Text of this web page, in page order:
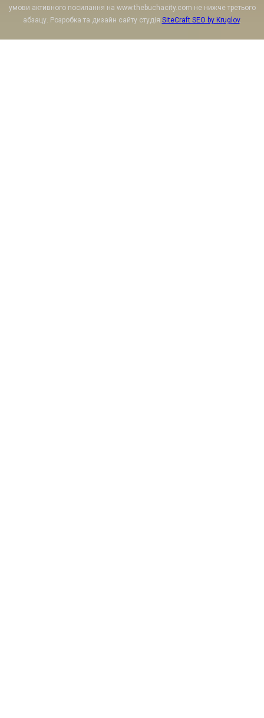
умови активного посилання на www.thebuchacity.com не нижче третього
абзацу. Розробка та дизайн сайту студія SiteCraft SEO by Kruglov.